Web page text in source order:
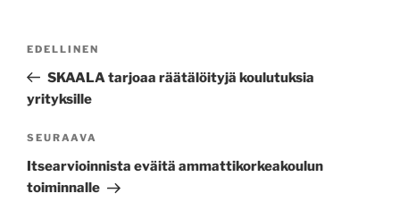
Edellinen
artikkeli
EDELLINEN
SKAALA tarjoaa räätälöityjä koulutuksia
yrityksille
Seuraava
artikkeli
SEURAAVA
Itsearvioinnista eväitä ammattikorkeakoulun
toiminnalle